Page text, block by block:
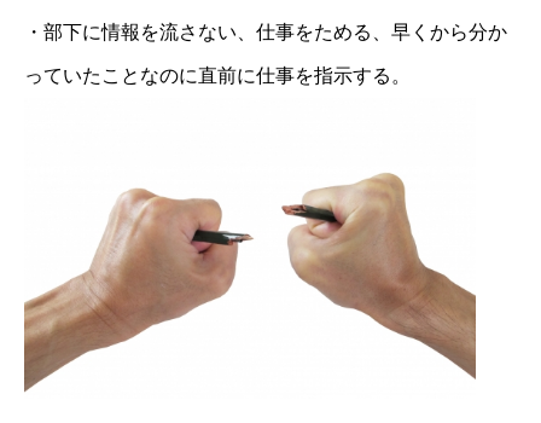
・部下に情報を流さない、仕事をためる、早くから分か
っていたことなのに直前に仕事を指示する。